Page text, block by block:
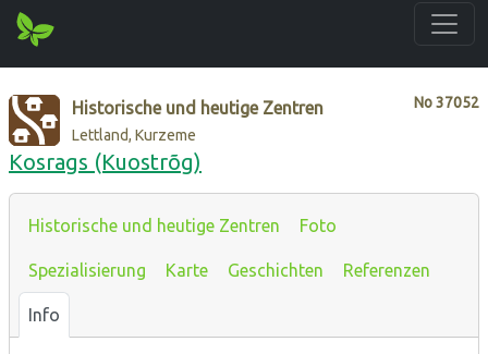
No37052
Historische und heutige Zentren
Lettland, Kurzeme
Kosrags (Kuostrõg)
Historische und heutige Zentren Foto
Spezialisierung Karte Geschichten Referenzen
Info